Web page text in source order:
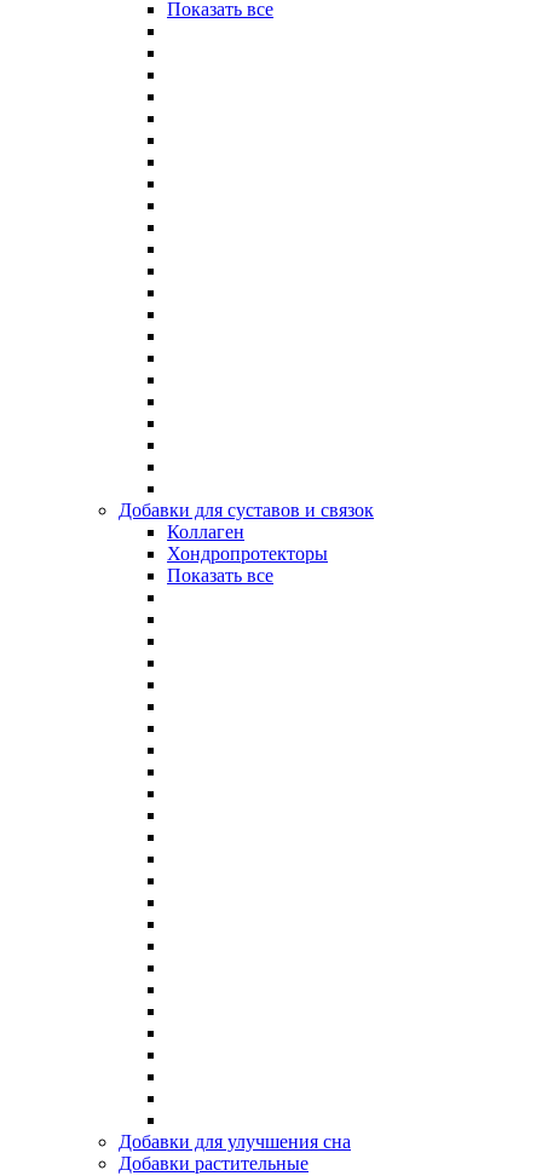
Показать все
Добавки для суставов и связок
Коллаген
Хондропротекторы
Показать все
Добавки для улучшения сна
Добавки растительные